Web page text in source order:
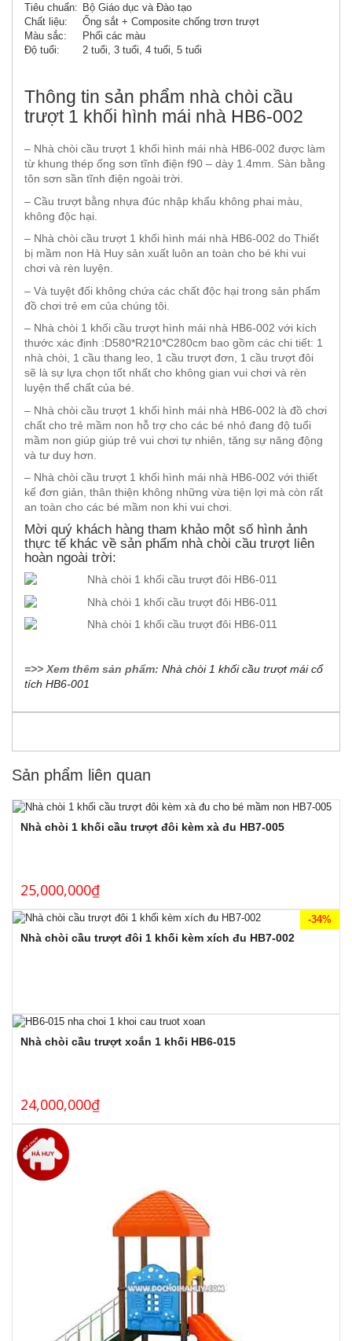
Tiêu chuẩn: Bộ Giáo dục và Đào tạo
Chất liệu:
Ống sắt + Composite chống trơn trượt
Màu sắc:
Phối các màu
Độ tuổi:
2 tuổi, 3 tuổi, 4 tuổi, 5 tuổi
Thông tin sản phẩm nhà chòi cầu
trượt 1 khối hình mái nhà HB6-002
– Nhà chòi cầu trượt 1 khối hình mái nhà HB6-002 được làm
từ khung thép ống sơn tĩnh điện f90 – dày 1.4mm. Sàn bằng
tôn sơn sần tĩnh điện ngoài trời.
– Cầu trượt bằng nhựa đúc nhập khẩu không phai màu,
không độc hại.
– Nhà chòi cầu trượt 1 khối hình mái nhà HB6-002 do Thiết
bị mầm non Hà Huy sản xuất luôn an toàn cho bé khi vui
chơi và rèn luyện.
– Và tuyệt đối không chứa các chất độc hại trong sản phẩm
đồ chơi trẻ em của chúng tôi.
– Nhà chòi 1 khối cầu trượt hình mái nhà HB6-002 với kích
thước xác định :D580*R210*C280cm bao gồm các chi tiết: 1
nhà chòi, 1 cầu thang leo, 1 cầu trượt đơn, 1 cầu trượt đôi
sẽ là sự lựa chọn tốt nhất cho không gian vui chơi và rèn
luyện thể chất của bé.
– Nhà chòi cầu trượt 1 khối hình mái nhà HB6-002 là đồ chơi
chất cho trẻ mầm non hỗ trợ cho các bé nhỏ đang độ tuổi
mầm non giúp giúp trẻ vui chơi tự nhiên, tăng sự năng động
và tư duy hơn.
– Nhà chòi cầu trượt 1 khối hình mái nhà HB6-002 với thiết
kế đơn giản, thân thiện không những vừa tiện lợi mà còn rất
an toàn cho các bé mầm non khi vui chơi.
Mời quý khách hàng tham khảo một số hình ảnh
thực tế khác về sản phẩm nhà chòi cầu trượt liên
hoàn ngoài trời:
=>> Xem thêm sản phẩm: Nhà chòi 1 khối cầu trượt mái cổ
tích HB6-001
Sản phẩm liên quan
Nhà chòi 1 khối cầu trượt đôi kèm xà đu HB7-005
25,000,000₫
-34%
Nhà chòi cầu trượt đôi 1 khối kèm xích đu HB7-002
Nhà chòi cầu trượt xoắn 1 khối HB6-015
24,000,000₫